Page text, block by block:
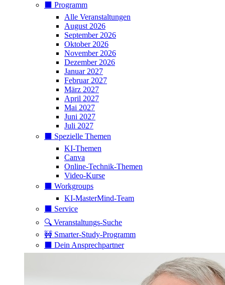
⬛️ Programm
Alle Veranstaltungen
August 2026
September 2026
Oktober 2026
November 2026
Dezember 2026
Januar 2027
Februar 2027
März 2027
April 2027
Mai 2027
Juni 2027
Juli 2027
⬛️ Spezielle Themen
KI-Themen
Canva
Online-Technik-Themen
Video-Kurse
⬛️ Workgroups
KI-MasterMind-Team
⬛️ Service
🔍 Veranstaltungs-Suche
🚧 Smarter-Study-Programm
⬛️ Dein Ansprechpartner